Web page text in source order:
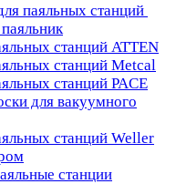
паяльных станций
станций ATTEN
станций Metcal
станций PACE
для вакуумного
станций Weller
станции